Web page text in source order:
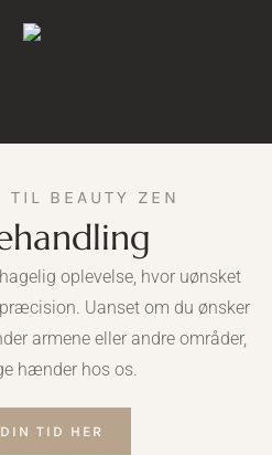
TIL BEAUTY ZEN
oplevelse, hvor uønsket
Uanset om du ønsker
armene eller andre områder,
hænder hos os.
TID HER